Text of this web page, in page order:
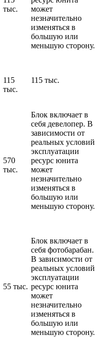
тыс.
может
незначительно
изменяться в
большую или
меньшую сторону.
115
тыс.
115 тыс.
570
тыс.
Блок включает в
себя девелопер. В
зависимости от
реальных условий
эксплуатации
ресурс юнита
может
незначительно
изменяться в
большую или
меньшую сторону.
55 тыс.
Блок включает в
себя фотобарабан.
В зависимости от
реальных условий
эксплуатации
ресурс юнита
может
незначительно
изменяться в
большую или
меньшую сторону.